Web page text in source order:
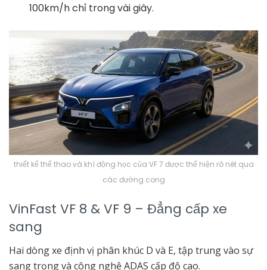
100km/h chỉ trong vài giây.
thiết kế thể thao và khí động học của VF 7 được thể hiện rõ nét qua
các đường cong
VinFast VF 8 & VF 9 – Đẳng cấp xe
sang
Hai dòng xe định vị phân khúc D và E, tập trung vào sự
sang trọng và công nghệ ADAS cấp độ cao.